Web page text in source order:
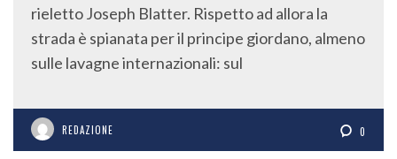
rieletto Joseph Blatter. Rispetto ad allora la
strada è spianata per il principe giordano, almeno
sulle lavagne internazionali: sul
REDAZIONE 0